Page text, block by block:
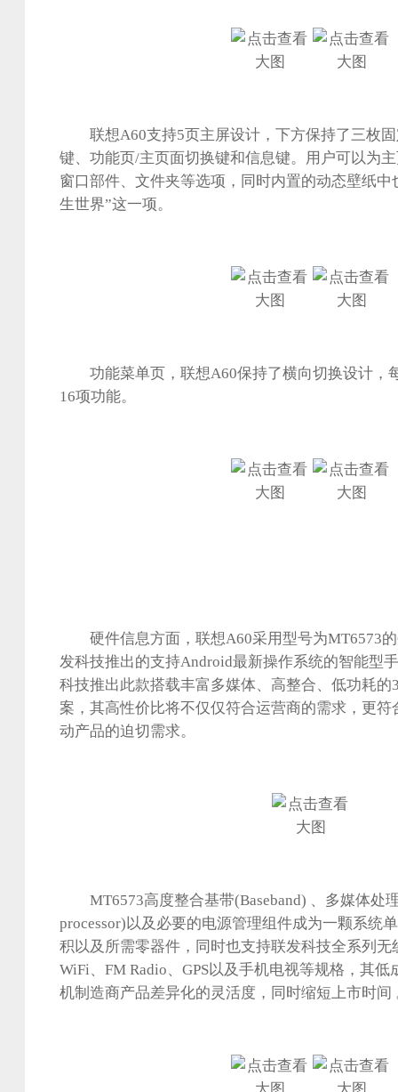
联想A60支持5页主屏设计，下方保持了三枚固
键、功能页/主页面切换键和信息键。用户可以为
窗口部件、文件夹等选项，同时内置的动态壁纸中
生世界”这一项。
功能菜单页，联想A60保持了横向切换设计，
16项功能。
硬件信息方面，联想A60采用型号为MT6573的
发科技推出的支持Android最新操作系统的智能型
科技推出此款搭载丰富多媒体、高整合、低功耗的
案，其高性价比将不仅仅符合运营商的需求，更符
动产品的迫切需求。
MT6573高度整合基带(Baseband) 、多媒体处
processor)以及必要的电源管理组件成为一颗系统
积以及所需零器件，同时也支持联发科技全系列
WiFi、FM Radio、GPS以及手机电视等规格，其
机制造商产品差异化的灵活度，同时缩短上市时间